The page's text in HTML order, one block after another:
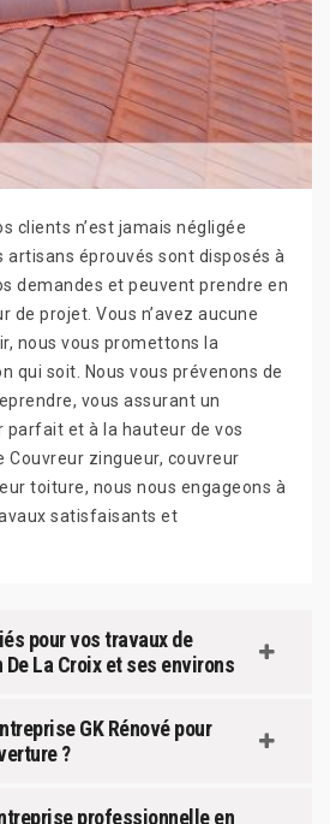
clients n’est jamais négligée
artisans éprouvés sont disposés à
demandes et peuvent prendre en
de projet. Vous n’avez aucune
nous vous promettons la
qui soit. Nous vous prévenons de
vous assurant un
parfait et à la hauteur de vos
Couvreur zingueur, couvreur
toiture, nous nous engageons à
satisfaisants et
pour vos travaux de
La Croix et ses environs
GK Rénové pour
?
professionnelle en